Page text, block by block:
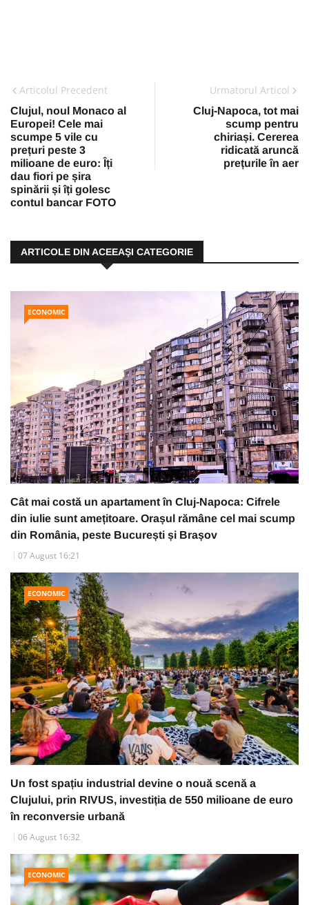
Articolul Precedent
Clujul, noul Monaco al
Europei! Cele mai
scumpe 5 vile cu
prețuri peste 3
milioane de euro: Îți
dau fiori pe șira
spinării și îți golesc
contul bancar FOTO
Urmatorul Articol
Cluj-Napoca, tot mai
scump pentru
chiriași. Cererea
ridicată aruncă
prețurile în aer
ARTICOLE DIN ACEEAŞI CATEGORIE
ECONOMIC
Cât mai costă un apartament în Cluj-Napoca: Cifrele
din iulie sunt amețitoare. Orașul rămâne cel mai scump
din România, peste București și Brașov
07 August 16:21
ECONOMIC
Un fost spațiu industrial devine o nouă scenă a
Clujului, prin RIVUS, investiția de 550 milioane de euro
în reconversie urbană
06 August 16:32
ECONOMIC